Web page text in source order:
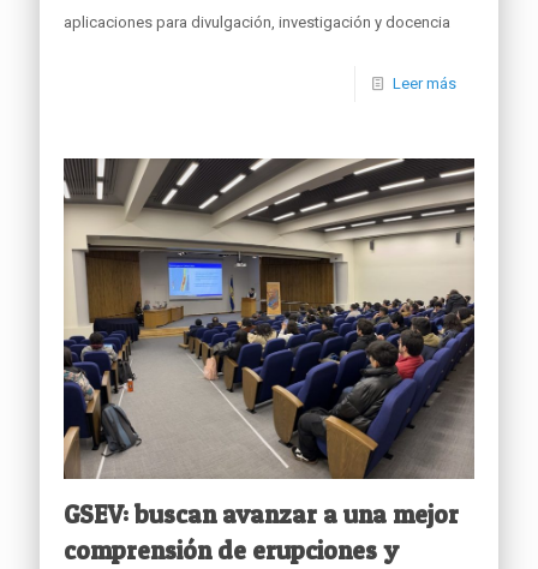
aplicaciones para divulgación, investigación y docencia
Leer más
GSEV: buscan avanzar a una mejor
comprensión de erupciones y